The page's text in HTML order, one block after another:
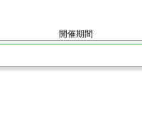
開催期間